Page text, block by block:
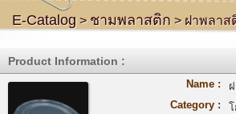
E-Catalog > ชามพลาสติก > ฝาพลาส
Product Information :
Name :
Category :